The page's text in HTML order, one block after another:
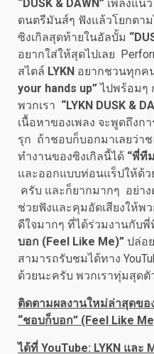
“DUSK & DAWN” เพลงแน
ดนตรีมันส์ๆ ฟังแล้วโยกตา
ซิงเกิลสุดท้ายในอัลบั้ม
อยากใส่ให้สุดไปเลย
สไตล์ LYKN อยากชวนทุกค
your hands up”ไปพร้อมๆ
พวกเรา “LYKN DUSK &
เนื้อหาของเพลง จะพูดถึงก
รุก ถ้าชอบก็บอกมาเลยว่า
ทำงานของซิงเกิลนี้ได้ “พี่ที
และออกแบบท่อนแร็ปให้ด้ว
ครับ และก็ยากมากๆ อย่า
ช่วยฟังและคุมอัดเสียงให้พว
ดีใจมากๆ ที่ได้ร่วมงานกับ
บอก (Feel Like Me)” ปล่อ
สามารถรับชมได้ทาง
ด้วยนะครับ พวกเราทุ่มสุดตั
ติดตามผลงานใหม่ล่าสุดขอ
“ชอบก็บอก” (Feel Like
ได้ที่ YouTube: LYKN และ